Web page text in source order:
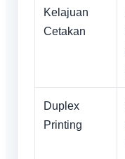
Kelajuan
Cetakan
Duplex
Printing